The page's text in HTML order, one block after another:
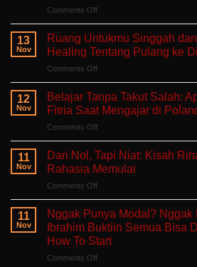
Comments Offon
Terlalu
Untuk
Mengeluh:
Ruang
Aman
untuk
Sedang
Berjuang
13
Nov
Ruang Untukmu Singgah
Healing Tentang Pulang ke
Comments Offon
Untukmu
Singgah
dan
Bercerita:
Buku
Self-
Healing
ke
Diri
Sendiri
12
Nov
Belajar Tanpa Takut Salah:
Fitria Saat Mengajar di
Comments Offon
Tanpa
Takut
Salah:
Apa
yang
Ditemukan
Fitria
Saat
Mengajar
di
11
Nov
Dari Nol, Tapi Niat: Kisah
Rahasia Memulai
Comments Offon
Tapi
Niat:
Kisah
Rinaldi
11
Nov
Nggak Punya Modal?
Ibrahim Buktiin Semua Bisa
How To Start
Comments Offon